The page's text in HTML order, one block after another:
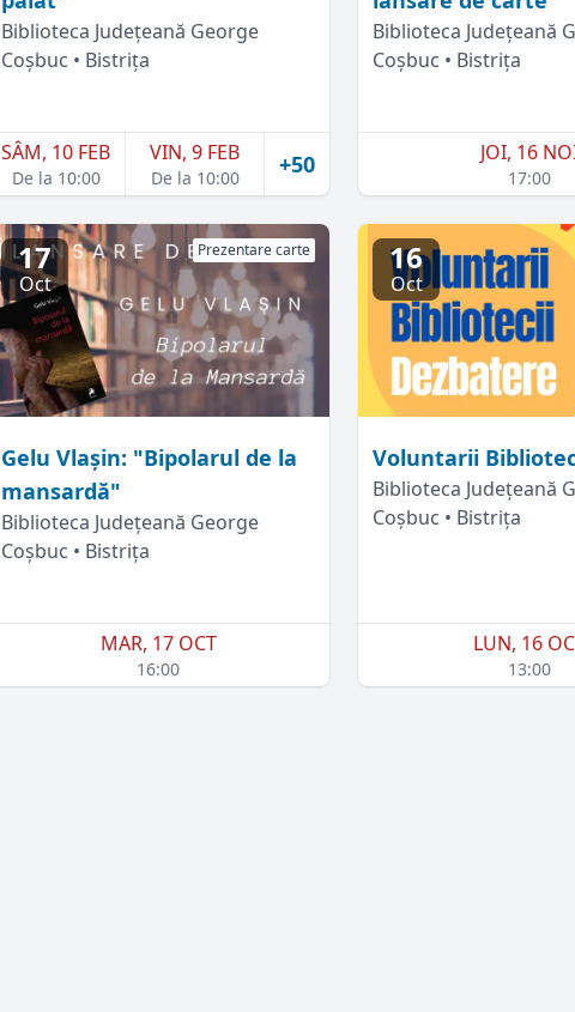
Biblioteca Județeană George
Coșbuc • Bistrița
SÂM, 10 FEB
De la 10:00
VIN, 9 FEB
De la 10:00 +50
Biblioteca Județeană
Coșbuc • Bistrița
JOI, 16
17:00
17
Oct
Prezentare carte
Gelu Vlașin: "Bipolarul de la
mansardă"
Biblioteca Județeană George
Coșbuc • Bistrița
MAR, 17 OCT
16:00
16
Oct
Voluntarii
Biblioteca Județeană
Coșbuc • Bistrița
LUN, 16
13:00